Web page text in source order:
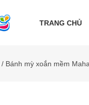
TRANG CHỦ
/ Bánh mỳ xoắn mềm